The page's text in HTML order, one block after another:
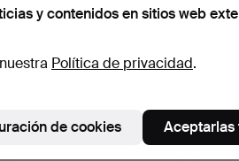
Escultura, bronce, firmada
…
4 días
6 días
y contenidos en sitios web
Política de privacidad.
de cookies Aceptarlas